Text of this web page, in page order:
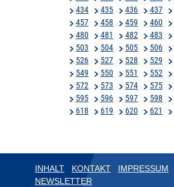
434
435 436 437
457
458 459 460
480
481 482 483
503
504 505 506
526
527 528 529
549
550 551 552
572
573 574 575
595
596 597 598
618
619 620 621
INHALT KONTAKT IMPRESSUM
NEWSLETTER